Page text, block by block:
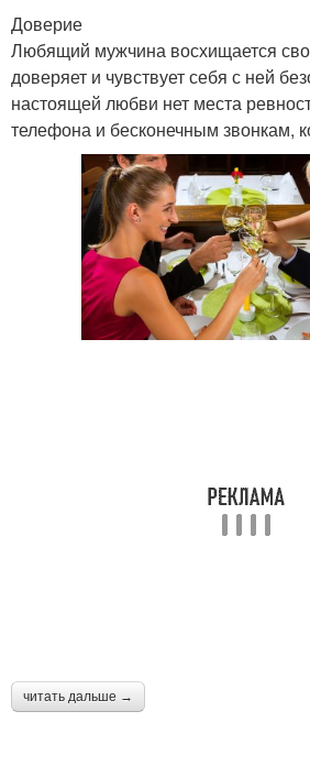
Доверие
Любящий мужчина восхищается
доверяет и чувствует себя с ней
настоящей любви нет места
телефона и бесконечным звонкам,
читать дальше →